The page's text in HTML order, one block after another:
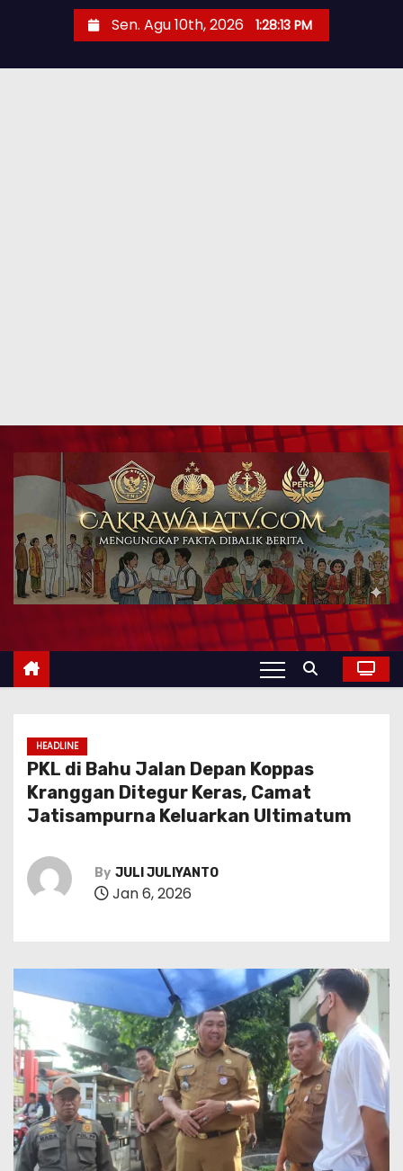
Sen. Agu 10th, 2026 1:28:14 PM
HEADLINE
PKL di Bahu Jalan Depan Koppas
Kranggan Ditegur Keras, Camat
Jatisampurna Keluarkan Ultimatum
By JULI JULIYANTO
Jan 6, 2026